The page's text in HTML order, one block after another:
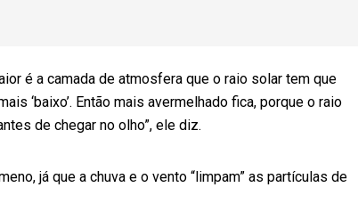
é a camada de atmosfera que o raio solar tem que
‘baixo’. Então mais avermelhado fica, porque o raio
de chegar no olho”, ele diz.
já que a chuva e o vento “limpam” as partículas de